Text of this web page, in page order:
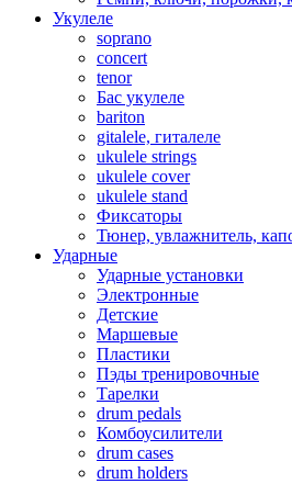
Укулеле
soprano
concert
tenor
Бас укулеле
bariton
gitalele, гиталеле
ukulele strings
ukulele cover
ukulele stand
Фиксаторы
Тюнер, увлажнитель,
Ударные
Ударные установки
Электронные
Детские
Маршевые
Пластики
Пэды тренировочные
Тарелки
drum pedals
Комбоусилители
drum cases
drum holders